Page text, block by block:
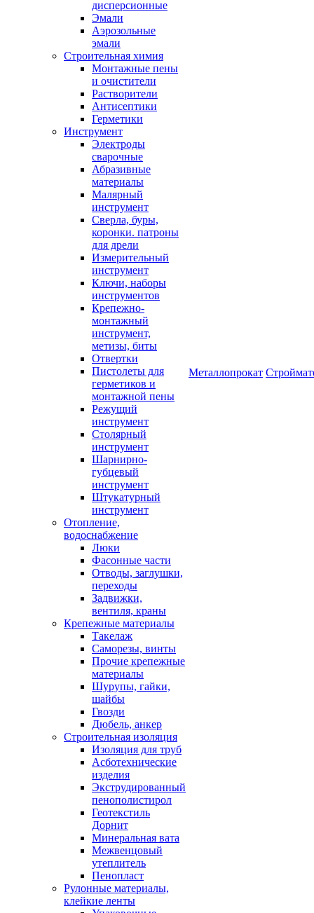
дисперсионные
Эмали
Аэрозольные
эмали
Строительная химия
Монтажные пены
и очистители
Растворители
Антисептики
Герметики
Инструмент
Электроды
сварочные
Абразивные
материалы
Малярный
инструмент
Сверла, буры,
коронки. патроны
для дрели
Измерительный
инструмент
Ключи, наборы
инструментов
Крепежно-
монтажный
инструмент,
метизы, биты
Отвертки
Пистолеты для
герметиков и
монтажной пены
Режущий
инструмент
Столярный
инструмент
Шарнирно-
губцевый
инструмент
Штукатурный
инструмент
Отопление,
водоснабжение
Люки
Фасонные части
Отводы, заглушки,
переходы
Задвижки,
вентиля, краны
Крепежные материалы
Такелаж
Саморезы, винты
Прочие крепежные
материалы
Шурупы, гайки,
шайбы
Гвозди
Дюбель, анкер
Строительная изоляция
Изоляция для труб
Асботехнические
изделия
Экструдированный
пенополистирол
Геотекстиль
Дорнит
Минеральная вата
Межвенцовый
утеплитель
Пенопласт
Рулонные материалы,
клейкие ленты
Металлопрокат